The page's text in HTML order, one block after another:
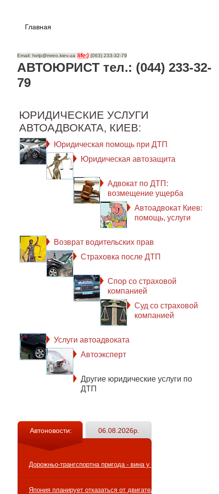
Главная
Email: help@mreo.kiev.ua (063) 233-32-79
АВТОЮРИСТ тел.: (044) 233-32-
79
ЮРИДИЧЕСКИЕ УСЛУГИ
АВТОАДВОКАТА, КИЕВ:
Юридическая помощь при ДТП
Юридическая автозащита
Адвокат по ДТП:
возмещение ущерба
Автоадвокат Киев:
помощь, услуги
Возврат водительских прав
Страховка после ДТП
Спор со страховой
компанией
Суд со страховой
компанией
Услуги автоадвоката
Автоэксперт
Другие юридические услуги по
ДТП
Автоновости: 06.08.2026р.
Дорожньо-трангспортна пригода - вина у ДТП
Япония планирует отказаться от двигателей